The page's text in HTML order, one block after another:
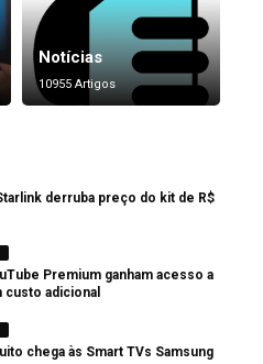
Notícias
10955 Artigos
derruba preço do kit de R$
Premium ganham acesso a
adicional
chega às Smart TVs Samsung